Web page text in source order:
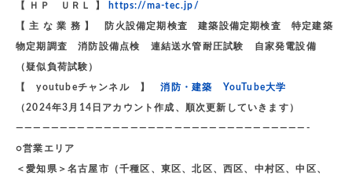
【 ＨＰ ＵＲＬ 】 https://ma-tec.jp/
【 主 な 業 務 】 防火設備定期検査 建築設備定期検査 特定建築
物定期調査 消防設備点検 連結送水管耐圧試験 自家発電設備
（疑似負荷試験）
【 youtubeチャンネル 】消防・建築 YouTube大学
（2024年3月14日アカウント作成、順次更新していきます）
—————————————————————————————————-
○営業エリア
＜愛知県＞名古屋市（千種区、東区、北区、西区、中村区、中区、